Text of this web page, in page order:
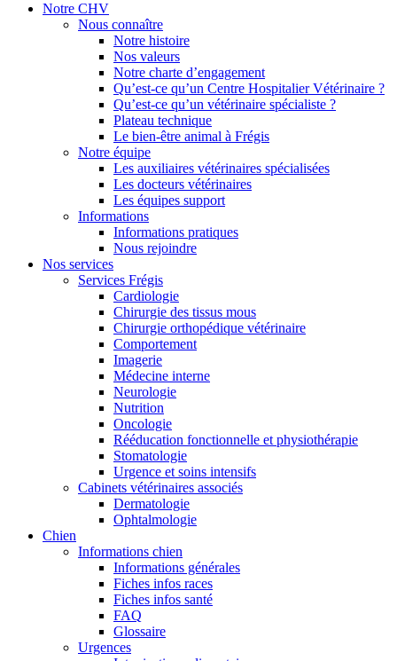
Notre CHV
Nous connaître
Notre histoire
Nos valeurs
Notre charte d’engagement
Qu’est-ce qu’un Centre Hospitalier Vétérinaire ?
Qu’est-ce qu’un vétérinaire spécialiste ?
Plateau technique
Le bien-être animal à Frégis
Notre équipe
Les auxiliaires vétérinaires spécialisées
Les docteurs vétérinaires
Les équipes support
Informations
Informations pratiques
Nous rejoindre
Nos services
Services Frégis
Cardiologie
Chirurgie des tissus mous
Chirurgie orthopédique vétérinaire
Comportement
Imagerie
Médecine interne
Neurologie
Nutrition
Oncologie
Rééducation fonctionnelle et physiothérapie
Stomatologie
Urgence et soins intensifs
Cabinets vétérinaires associés
Dermatologie
Ophtalmologie
Chien
Informations chien
Informations générales
Fiches infos races
Fiches infos santé
FAQ
Glossaire
Urgences